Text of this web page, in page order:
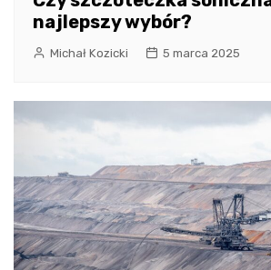
najlepszy wybór?
Michał Kozicki 5 marca 2025